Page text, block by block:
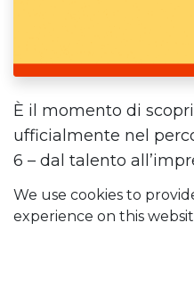
È il momento di
ufficialmente nel
6 – dal talento
Dopo la prima fase di
selezionati i team
, il primo passo
We use cookies to
experience on this